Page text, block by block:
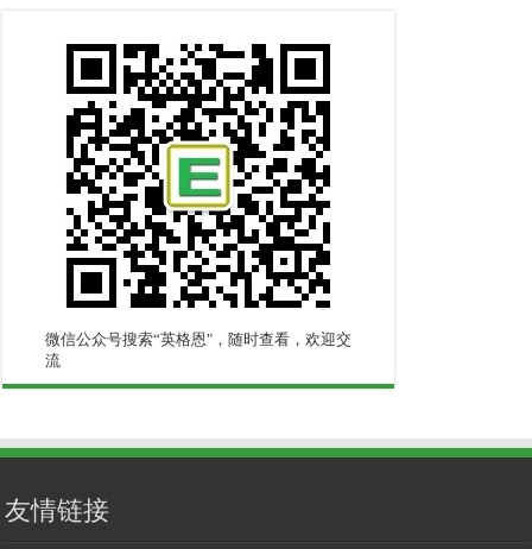
微信公众号搜索“英格恩"，随时查看，欢迎交
流
友情链接